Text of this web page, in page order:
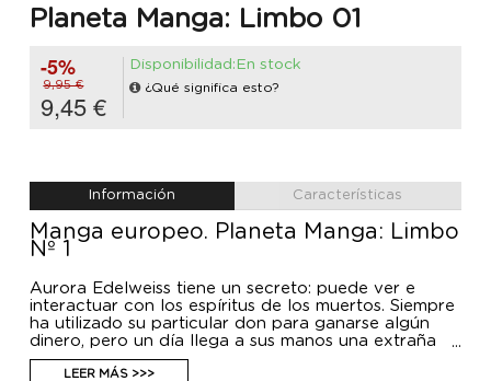
Planeta Manga: Limbo 01
-5%
9,95 €
9,45 €
Disponibilidad:En stock
¿Qué significa esto?
Información Características
Manga europeo. Planeta Manga: Limbo
Nº 1
Aurora Edelweiss tiene un secreto: puede ver e
interactuar con los espíritus de los muertos. Siempre
ha utilizado su particular don para ganarse algún
dinero, pero un día llega a sus manos una extraña
carta en la que se le encomienda la tarea de
recolectar “las esencias del alma”. No sabe cómo
LEER MÁS >>>